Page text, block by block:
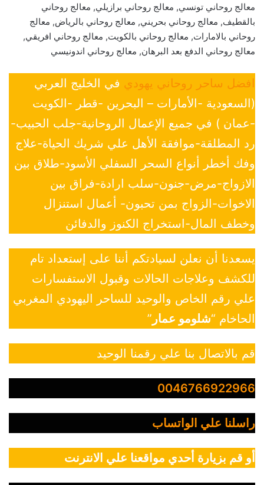
معالج روحاني تونسي, معالج روحاني برازيلي, معالج روحاني
بالقطيف, معالج روحاني بحريني, معالج روحاني بالرياض, معالج
روحاني بالامارات, معالج روحاني بالكويت, معالج روحاني افريقي,
معالج روحاني الدفع بعد البرهان, معالج روحاني اندونيسي
افضل ساحر روحاني يهودي في الخليج العربي
(السعودية -الأمارات – البحرين -قطر -الكويت
-عمان ) في جميع الإعمال الروحانية-جلب الحبيب-
رد المطلقة-موافقة الأهل علي شريك الحياة-علاج
وفك أخطر أنواع السحر السفلي الأسود-طلاق بين
الازواج-مرض-جنون-سلب ارادة-فراق بين
الاخوات-الزواج بمن تحبون- أعمال استنزال
وخطف المال-استخراج الكنوز والدفائن
يسعدنا أن نعلن لسيادتكم أننا على إستعداد تام
للكشف وعلاجات الحالات وقبول الاستفسارات
علي رقم الخاص والوحيد للساحر اليهودي المغربي
الحاخام “شلومو عمار ”
قم بالاتصال بنا علي رقمنا الوحيد
0046766922966
راسلنا علي الواتساب
أو قم بزيارة أحدي مواقعنا علي الانترنت